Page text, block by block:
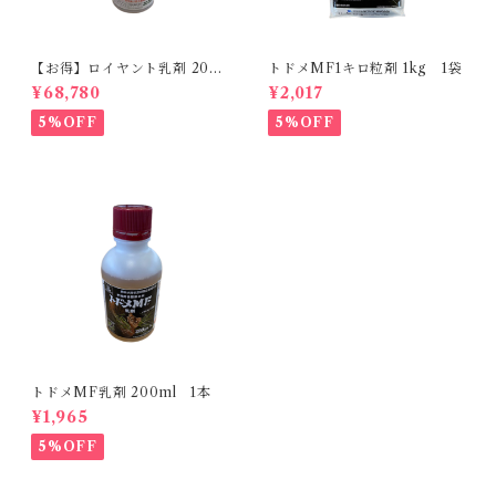
【お得】ロイヤント乳剤 200
ml 【1箱】20本入
¥68,780
5%OFF
トドメMF1キロ粒剤 1kg 1袋
¥2,017
5%OFF
トドメMF乳剤 200ml 1本
¥1,965
5%OFF